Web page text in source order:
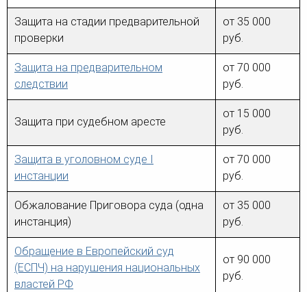
Защита на стадии предварительной
проверки
от 35 000
руб.
Защита на предварительном
следствии
от 70 000
руб.
Защита при судебном аресте
от 15 000
руб.
Защита в уголовном суде I
инстанции
от 70 000
руб.
Обжалование Приговора суда (одна
инстанция)
от 35 000
руб.
Обращение в Европейский суд
(ЕСПЧ) на нарушения национальных
властей РФ
от 90 000
руб.